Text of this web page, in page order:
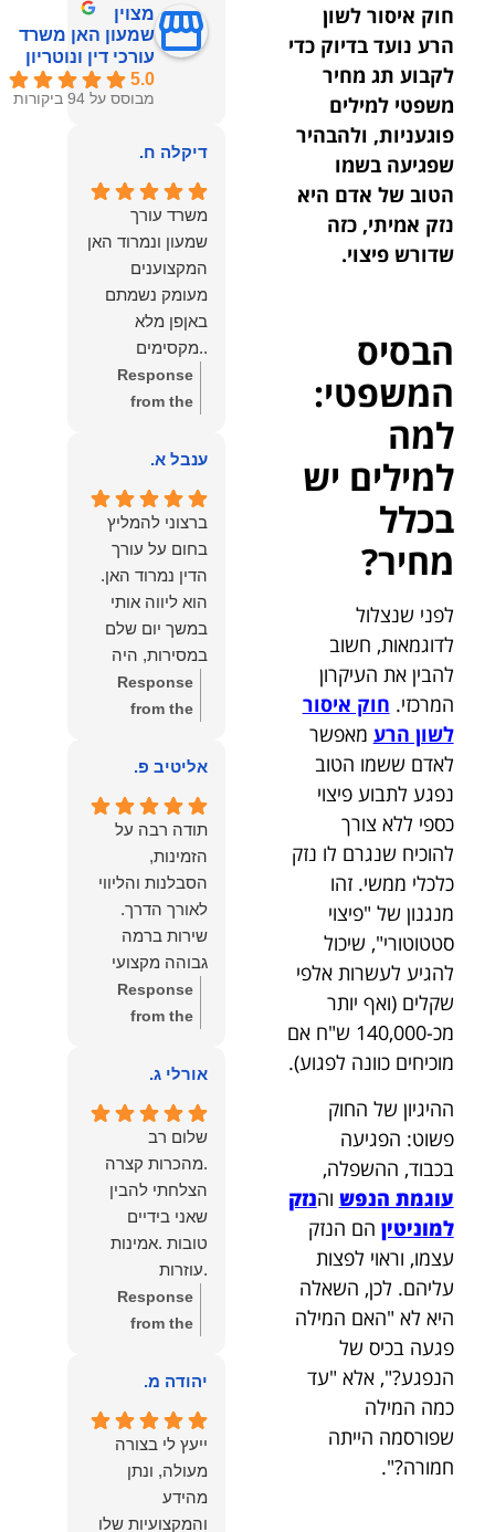
חוק איסור לשון
הרע נועד בדיוק כדי
לקבוע תג מחיר
משפטי למילים
פוגעניות, ולהבהיר
שפגיעה בשמו
הטוב של אדם היא
נזק אמיתי, כזה
שדורש פיצוי.
הבסיס
המשפטי:
למה
למילים יש
בכלל
מחיר?
לפני שנצלול
לדוגמאות, חשוב
להבין את העיקרון
המרכזי. חוק איסור
לשון הרע מאפשר
לאדם ששמו הטוב
נפגע לתבוע פיצוי
כספי ללא צורך
להוכיח שנגרם לו נזק
כלכלי ממשי. זהו
מנגנון של "פיצוי
סטטוטורי", שיכול
להגיע לעשרות אלפי
שקלים (ואף יותר
מכ-140,000 ש"ח אם
מוכיחים כוונה לפגוע).
ההיגיון של החוק
פשוט: הפגיעה
בכבוד, ההשפלה,
עוגמת הנפש והנזק
למוניטין הם הנזק
עצמו, וראוי לפצות
עליהם. לכן, השאלה
היא לא "האם המילה
פגעה בכיס של
הנפגע?", אלא "עד
כמה המילה
שפורסמה הייתה
חמורה?".
מצוין
שמעון האן משרד
עורכי דין ונוטריון
5.0
מבוסס על 94 ביקורות
דיקלה ח.
משרד עורך
שמעון ונמרוד האן
המקצוענים
מעומק נשמתם
באןפן מלא
..מקסימים
ונעימים אוזן
קשבת, ונונתנים
מלא ואמיתי..שפו
עליכם..אני
שמחה שאתם
איתי ותזכו לטוב
כפי
שאתם....תבורכו
ברכה והצלחה
וחיבוק ממני🙂😘
💓
Response
from the
רבה על המילים
והמרגשות.
שמחנו מאוד
לקרוא את
דברייך. אנו
מעריכים את
האמון שנתת בנו
ונמשיך לעמוד
לצידך וללוות
אותך במסירות.
הלב הרבה
הצלחה, ברכה
ובשורות טובות.
שמעון האן
משרד עורכי דין
ונוטריון
ענבל א.
ברצוני להמליץ
בחום על עורך
הדין נמרוד האן.
הוא ליווה אותי
במשך יום שלם
במסירות, היה
זמין לכל שאלה,
הכווין אותי בכל
תחושת ביטחון
התהליך.
המקצועיות,
הסבלנות,
היסודיות
והאכפתיות שלו
בלטו מהרגע
הראשון. הרגשתי
שיש לי על מי
לסמוך, ואני
הלב לכל מי
שמחפש עורך דין
מקצועי, אמין
ומסור.
Response
from the
הוא שלנו, נעמוד
ולשירותך בכל
עת גם בהמשך.
שמעון האן
משרד עורכי דין
ונוטריון
אליטיב פ.
תודה רבה על
הזמינות,
הסבלנות והליווי
שירות ברמה
גבוהה מקצועי
ואמין.
Response
from the
הוא שלנו.
אורלי ג.
שלום רב
.מהכרות קצרה
הצלחתי להבין
שאני בידיים
טובות .אמינות
.עוזרות
.ומקשיבות .אין לי
מילים להודות
העוצמות
.והצגת אמת
.תודה לכם תמיד
תשאירו לי אור
בעניים .
Response
from the
רבה על המילים
והחמות! כיף
גדול לשמוע
שהרגשת בידיים
טובות. בשביל
יהודה מ.
ייעץ לי בצורה
מעולה, ונתן
מהידע
והמקצועיות שלו